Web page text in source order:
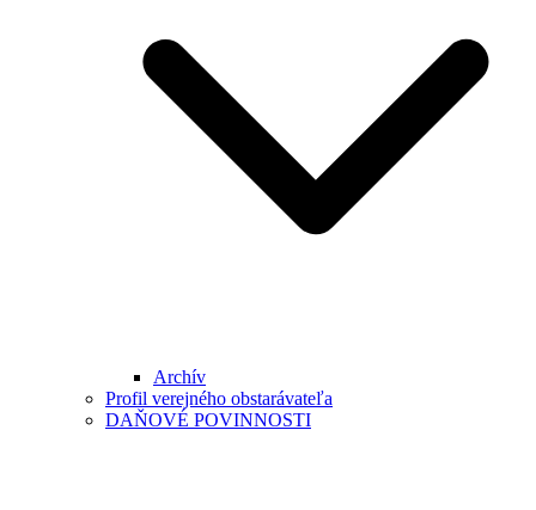
Archív
Profil verejného obstarávateľa
DAŇOVÉ POVINNOSTI